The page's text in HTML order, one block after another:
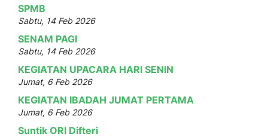
SPMB
Sabtu, 14 Feb 2026
SENAM PAGI
Sabtu, 14 Feb 2026
KEGIATAN UPACARA HARI SENIN
Jumat, 6 Feb 2026
KEGIATAN IBADAH JUMAT PERTAMA
Jumat, 6 Feb 2026
Suntik ORI Difteri